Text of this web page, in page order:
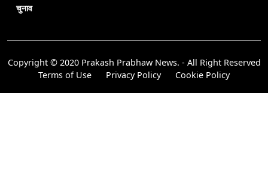
चुनाव
Copyright © 2020 Prakash Prabhaw News. - All Right Reserved
Terms of Use
Privacy Policy Cookie Policy